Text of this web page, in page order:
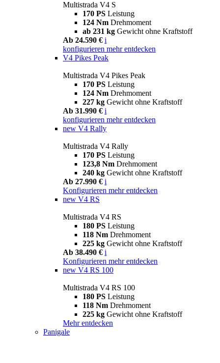
Multistrada V4 S
170 PS Leistung
124 Nm Drehmoment
ab 231 kg Gewicht ohne Kraftstoff
Ab 24.590 € i
konfigurieren mehr entdecken
V4 Pikes Peak
Multistrada V4 Pikes Peak
170 PS Leistung
124 Nm Drehmoment
227 kg Gewicht ohne Kraftstoff
Ab 31.990 € i
konfigurieren mehr entdecken
new V4 Rally
Multistrada V4 Rally
170 PS Leistung
123,8 Nm Drehmoment
240 kg Gewicht ohne Kraftstoff
Ab 27.990 € i
Konfigurieren mehr entdecken
new V4 RS
Multistrada V4 RS
180 PS Leistung
118 Nm Drehmoment
225 kg Gewicht ohne Kraftstoff
Ab 38.490 € i
Konfigurieren mehr entdecken
new V4 RS 100
Multistrada V4 RS 100
180 PS Leistung
118 Nm Drehmoment
225 kg Gewicht ohne Kraftstoff
Mehr entdecken
Panigale